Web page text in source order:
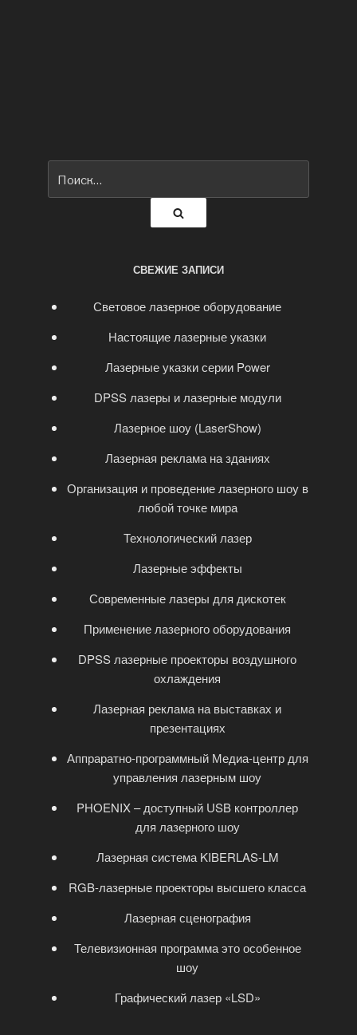
Искать:
СВЕЖИЕ ЗАПИСИ
Световое лазерное оборудование
Настоящие лазерные указки
Лазерные указки серии Power
DPSS лазеры и лазерные модули
Лазерное шоу (LaserShow)
Лазерная реклама на зданиях
Организация и проведение лазерного шоу в
любой точке мира
Технологический лазер
Лазерные эффекты
Современные лазеры для дискотек
Применение лазерного оборудования
DPSS лазерные проекторы воздушного
охлаждения
Лазерная реклама на выставках и
презентациях
Аппраратно-программный Медиа-центр для
управления лазерным шоу
PHOENIX – доступный USB контроллер
для лазерного шоу
Лазерная система KIBERLAS-LM
RGB-лазерные проекторы высшего класса
Лазерная сценография
Телевизионная программа это особенное
шоу
Графический лазер «LSD»